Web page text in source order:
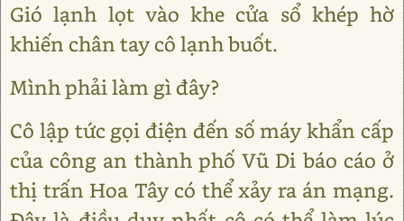
Gió lạnh lọt vào khe cửa sổ khép hờ
khiến chân tay cô lạnh buốt.
Mình phải làm gì đây?
Cô lập tức gọi điện đến số máy khẩn cấp
của công an thành phố Vũ Di báo cáo ở
thị trấn Hoa Tây có thể xảy ra án mạng.